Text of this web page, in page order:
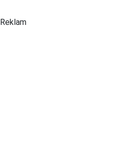
Reklam